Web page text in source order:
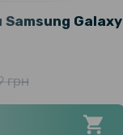
Samsung Galaxy
грн